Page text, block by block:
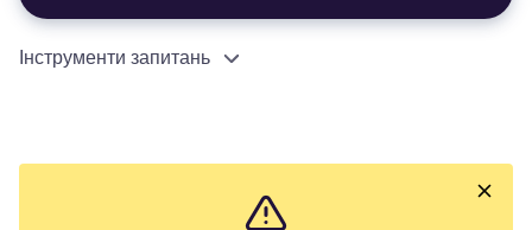
Інструменти запитань